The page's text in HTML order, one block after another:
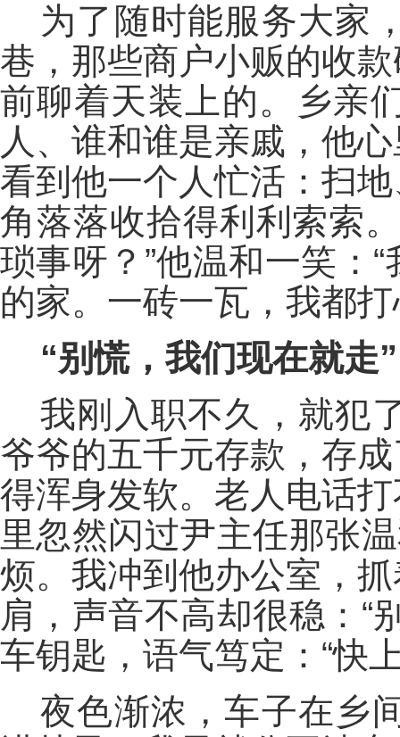
为了随时能服务大家
巷，那些商户小贩的收
前聊着天装上的。乡亲
人、谁和谁是亲戚，他
看到他一个人忙活：扫
角落落收拾得利利索索
琐事呀？”他温和一笑：
的家。一砖一瓦，我都
“别慌，我们现在就走”
我刚入职不久，就犯
爷爷的五千元存款，存
得浑身发软。老人电话
里忽然闪过尹主任那张
烦。我冲到他办公室，
肩，声音不高却很稳：“
车钥匙，语气笃定：“快
夜色渐浓，车子在乡